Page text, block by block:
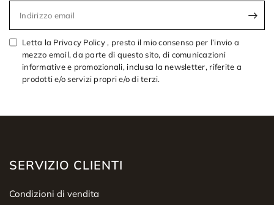
Indirizzo email
Letta la Privacy Policy , presto il mio consenso per l’invio a
mezzo email, da parte di questo sito, di comunicazioni
informative e promozionali, inclusa la newsletter, riferite a
prodotti e/o servizi propri e/o di terzi.
SERVIZIO CLIENTI
Condizioni di vendita